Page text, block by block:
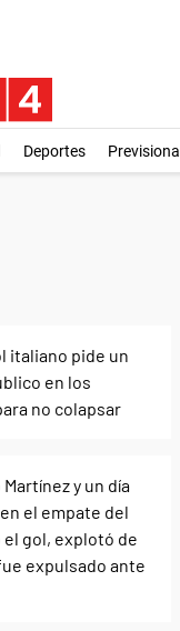
Deportes Previsional